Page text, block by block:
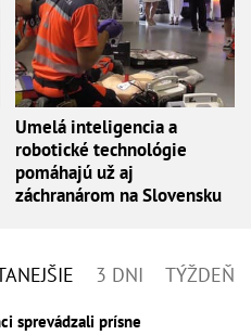
Umelá inteligencia a
robotické technológie
pomáhajú už aj
záchranárom na Slovensku
3 DNI TÝŽDEŇ
sprevádzali prísne